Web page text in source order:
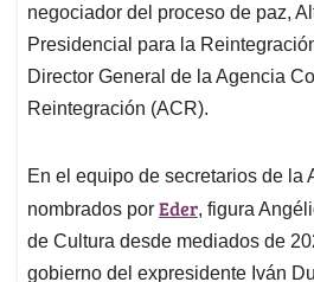
negociador del proceso de paz,
Presidencial para la
Director General de la Agencia
Reintegración (ACR).
En el equipo de secretarios de la
nombrados por Eder, figura
de Cultura desde mediados de
gobierno del expresidente Iván